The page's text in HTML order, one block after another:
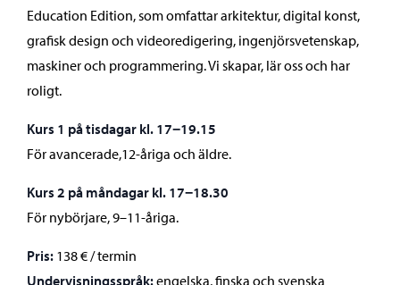
Education Edition, som omfattar arkitektur, digital konst,
grafisk design och videoredigering, ingenjörsvetenskap,
maskiner och programmering. Vi skapar, lär oss och har
roligt.
Kurs 1 på tisdagar kl. 17−19.15
För avancerade,12-åriga och äldre.
Kurs 2 på måndagar kl. 17−18.30
För nybörjare, 9–11-åriga.
Pris: 138 € / termin
Undervisningsspråk:engelska, finska och svenska